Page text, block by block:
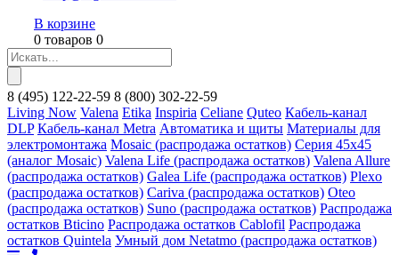
В корзине
0 товаров 0
8 (495) 122-22-59 8 (800) 302-22-59
Living Now Valena Etika Inspiria Celiane Quteo Кабель-канал
DLP Кабель-канал Metra Автоматика и щиты Материалы для
электромонтажа Mosaic (распродажа остатков) Серия 45х45
(аналог Mosaic) Valena Life (распродажа остатков) Valena Allure
(распродажа остатков) Galea Life (распродажа остатков) Plexo
(распродажа остатков) Cariva (распродажа остатков) Oteo
(распродажа остатков) Suno (распродажа остатков) Распродажа
остатков Bticino Распродажа остатков Cablofil Распродажа
остатков Quintela Умный дом Netatmo (распродажа остатков)